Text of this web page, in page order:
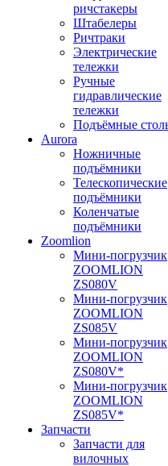
ричстакеры
Штабелеры
Ричтраки
Электрические
тележки
Ручные
гидравлические
тележки
Подъёмные
Aurora
Ножничные
подъёмники
Телескопические
подъёмники
Коленчатые
подъёмники
Zoomlion
Мини-погрузчик
ZOOMLION
ZS080V
Мини-погрузчик
ZOOMLION
ZS085V
Мини-погрузчик
ZOOMLION
ZS080V*
Мини-погрузчик
ZOOMLION
ZS085V*
Запчасти
Запчасти для
вилочных